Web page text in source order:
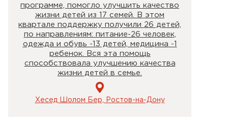
программе, помогло улучшить качество
жизни детей из 17 семей. В этом
квартале поддержку получили 26 детей,
по направлениям: питание-26 человек,
одежда и обувь -13 детей, медицина -1
ребенок. Вся эта помощь
способствовала улучшению качества
жизни детей в семье.
Хесед Шолом Бер, Ростов-на-Дону